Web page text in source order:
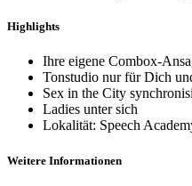
Highlights
Ihre eigene Combox-
Tonstudio nur für Dich
Sex in the City
Ladies unter sich
Lokalität: Speech
Weitere Informationen